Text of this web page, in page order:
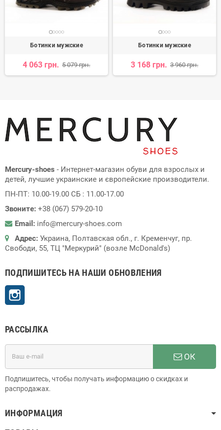
Ботинки мужские
4 063 грн. 5 079 грн.
Ботинки мужские
3 168 грн. 3 960 грн.
Mercury-shoes - Интернет-магазин обуви для взрослых и
детей, лучшие украинские и європейские производители.
ПН-ПТ: 10.00-19.00 СБ : 11.00-17.00
Звоните: +38 (067) 579-20-10
Email: info@mercury-shoes.com
Адрес: Украина, Полтавская обл., г. Кременчуг, пр.
Свободи, 55, ТЦ "Меркурий" (возле McDonald's)
ПОДПИШИТЕСЬ НА НАШИ ОБНОВЛЕНИЯ
РАССЫЛКА
ОК
Подпишитесь, чтобы получать информацию о скидках и
распродажах.
ИНФОРМАЦИЯ